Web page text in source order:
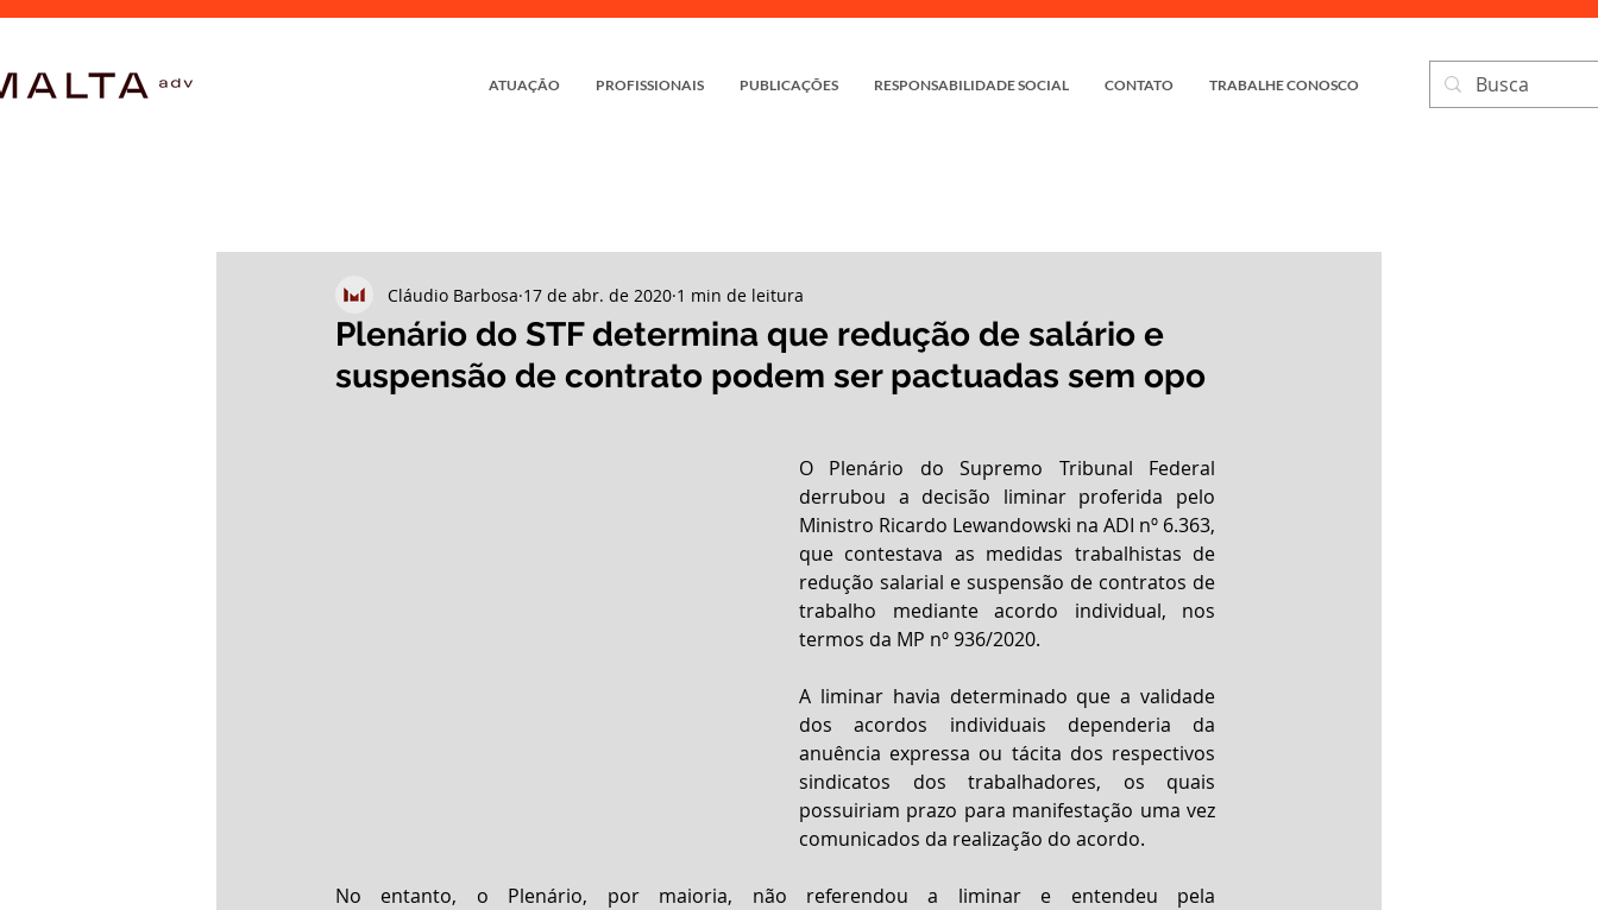
ATUAÇÃO PROFISSIONAIS PUBLICAÇÕES RESPONSABILIDADE SOCIAL CONTATO TRABALHE CONOSCO
Plenário do STF determina que redução de salário e
suspensão de contrato podem ser pactuadas sem opo
Cláudio Barbosa 17 de abr. de 2020 1 min de leitura
O Plenário do Supremo Tribunal Federal
derrubou a decisão liminar proferida pelo
Ministro Ricardo Lewandowski na ADI nº 6.363,
que contestava as medidas trabalhistas de
redução salarial e suspensão de contratos de
trabalho mediante acordo individual, nos
termos da MP nº 936/2020.
A liminar havia determinado que a validade
dos acordos individuais dependeria da
anuência expressa ou tácita dos respectivos
sindicatos dos trabalhadores, os quais
possuiriam prazo para manifestação uma vez
comunicados da realização do acordo.
No entanto, o Plenário, por maioria, não referendou a liminar e entendeu pela